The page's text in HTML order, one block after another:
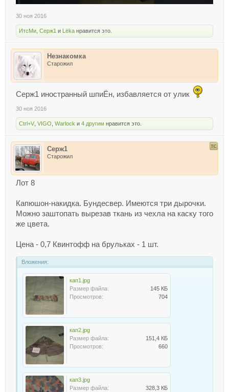
30 ноя 2016
ИтсМи Серж1 и Lёka нравится это.
Незнакомка
Старожил
Серж1 иностранный шпиЁн, избавляется от улик
30 ноя 2016
Ctrl+V VIGO Warlock и 4 другим нравится это.
Серж1
Старожил
Лот 8
Капюшон-накидка. Бундесвер. Имеются три дырочки.
Можно заштопать вырезав ткань из чехла на каску того
же цвета.
Цена - 0,7 Квинтофф на брульках - 1 шт.
Вложения:
кап1.jpg
Размер файла:
145 КБ
Просмотров:
704
кап2.jpg
Размер файла:
151,4 КБ
Просмотров:
660
кап3.jpg
Размер файла:
328,3 КБ